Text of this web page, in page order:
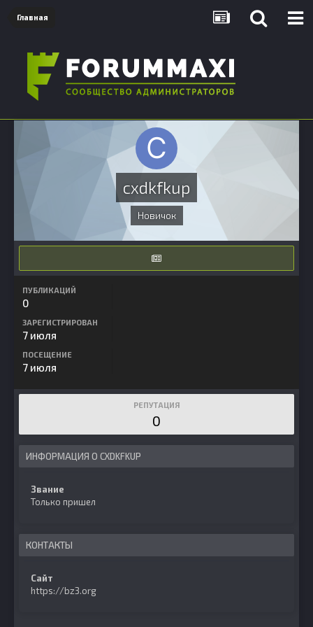
Главная
cxdkfkup
Новичок
ПУБЛИКАЦИЙ
0
ЗАРЕГИСТРИРОВАН
7 июля
ПОСЕЩЕНИЕ
7 июля
РЕПУТАЦИЯ
0
ИНФОРМАЦИЯ О CXDKFKUP
Звание
Только пришел
КОНТАКТЫ
Сайт
https://bz3.org